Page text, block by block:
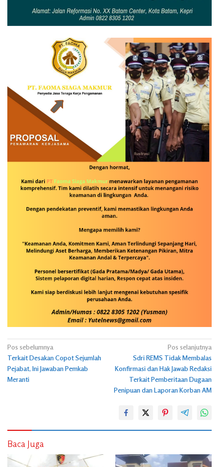
Navigasi
pos
Pos sebelumnya
Terkait Desakan Copot Sejumlah
Pejabat, Ini Jawaban Pemkab
Meranti
Pos selanjutnya
Sdri REMS Tidak Membalas
Konfirmasi dan Hak Jawab Redaksi
Terkait Pemberitaan Dugaan
Penipuan dan Laporan Korban AM
Baca Juga